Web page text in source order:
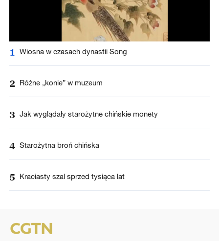
1 Wiosna w czasach dynastii Song
2 Różne „konie” w muzeum
3 Jak wyglądały starożytne chińskie monety
4 Starożytna broń chińska
5 Kraciasty szal sprzed tysiąca lat